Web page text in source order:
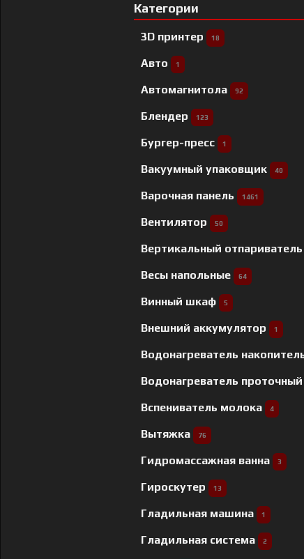
Категории
3D принтер 18
Авто 1
Автомагнитола 92
Блендер 123
Бургер-пресс 1
Вакуумный упаковщик 40
Варочная панель 1461
Вентилятор 50
Вертикальный отпариватель
Весы напольные 64
Винный шкаф 5
Внешний аккумулятор 1
Водонагреватель
Водонагреватель проточный
Вспениватель молока 4
Вытяжка 76
Гидромассажная ванна 3
Гироскутер 13
Гладильная машина 1
Гладильная система 2